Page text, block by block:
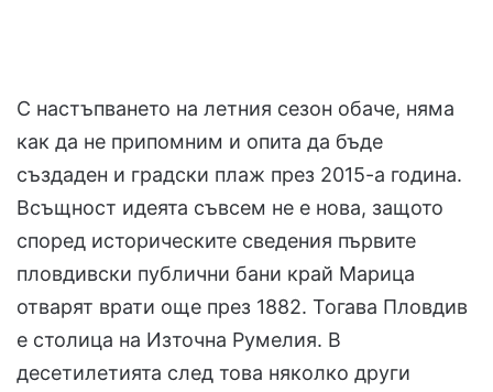
С настъпването на летния сезон обаче, няма
как да не припомним и опита да бъде
създаден и градски плаж през 2015-а година.
Всъщност идеята съвсем не е нова, защото
според историческите сведения първите
пловдивски публични бани край Марица
отварят врати още през 1882. Тогава Пловдив
е столица на Източна Румелия. В
десетилетията след това няколко други